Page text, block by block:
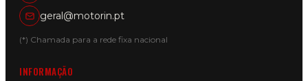
geral@motorin.pt
(*) Chamada para a rede fixa nacional
INFORMAÇÃO